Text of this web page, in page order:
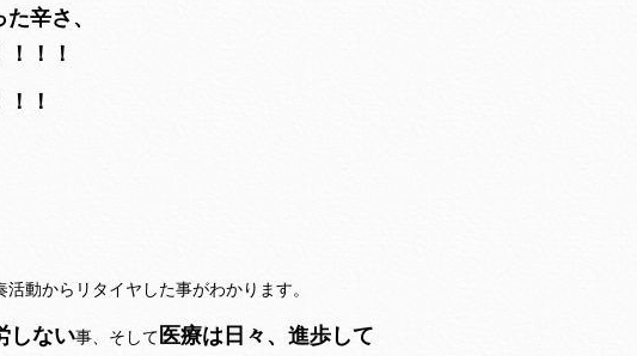
辛さ、
！！
！
動からリタイヤした事がわかります。
しない事、そして医療は日々、進歩して